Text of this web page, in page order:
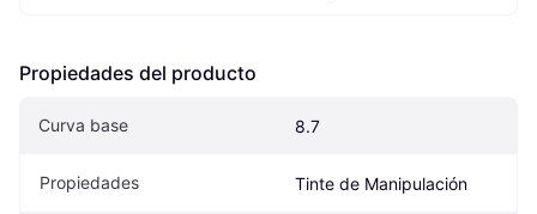
Propiedades del producto
Curva base 8.7
Propiedades Tinte de Manipulación